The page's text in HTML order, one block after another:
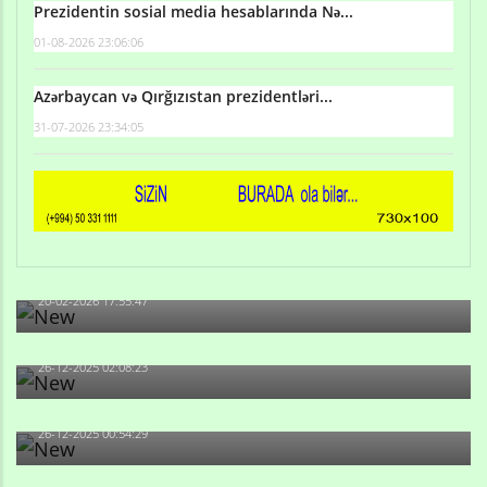
Prezidentin sosial media hesablarında Nə...
01-08-2026 23:06:06
Azərbaycan və Qırğızıstan prezidentləri...
31-07-2026 23:34:05
Qulu Məhərrəmli: Sosial şəbəkələrdə söyüş niyə artıb?
20-02-2026 17:55:47
Məni bura NAZİR GÖNDƏRİB - 1937-ci ildən fəaliyyətdə
26-12-2025 02:08:23
-Ay qız, sən məhkəməni udmayacaqsan... Sən bilirsən
də, məni...
26-12-2025 00:54:29